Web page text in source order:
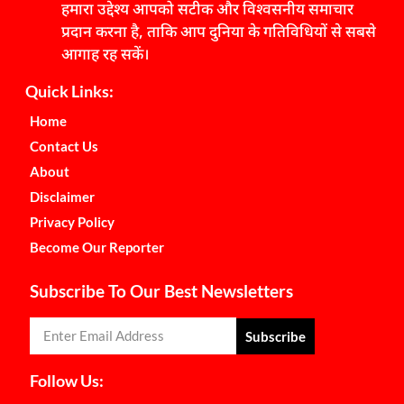
हमारा उद्देश्य आपको सटीक और विश्वसनीय समाचार
प्रदान करना है, ताकि आप दुनिया के गतिविधियों से सबसे
आगाह रह सकें।
Quick Links:
Home
Contact Us
About
Disclaimer
Privacy Policy
Become Our Reporter
Subscribe To Our Best Newsletters
Subscribe
Follow Us: